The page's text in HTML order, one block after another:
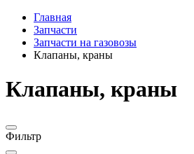
Главная
Запчасти
Запчасти на газовозы
Клапаны, краны
Клапаны, краны
Фильтр